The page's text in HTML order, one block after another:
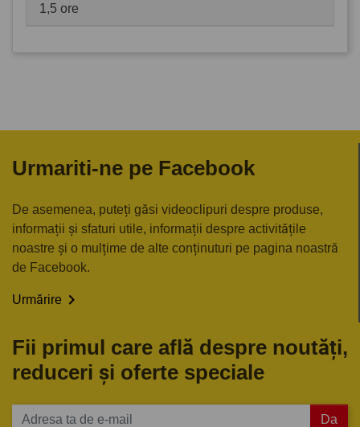
1,5 ore
Urmariti-ne pe Facebook
De asemenea, puteți găsi videoclipuri despre produse,
informații și sfaturi utile, informații despre activitățile
noastre și o mulțime de alte conținuturi pe pagina noastră
de Facebook.
Urmărire 
Fii primul care află despre noutăți,
reduceri și oferte speciale
Da